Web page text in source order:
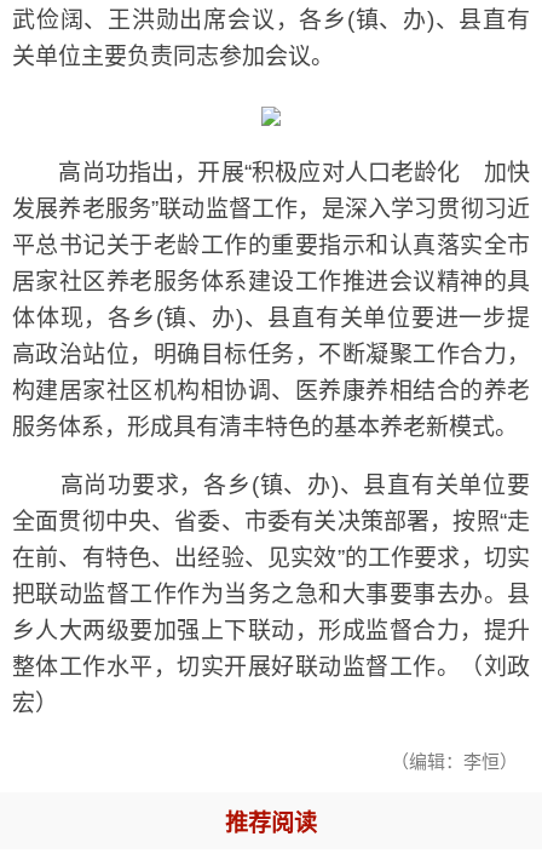
武俭阔、王洪勋出席会议，各乡(镇、办)、县直有
关单位主要负责同志参加会议。
高尚功指出，开展“积极应对人口老龄化 加快
发展养老服务”联动监督工作，是深入学习贯彻习近
平总书记关于老龄工作的重要指示和认真落实全市
居家社区养老服务体系建设工作推进会议精神的具
体体现，各乡(镇、办)、县直有关单位要进一步提
高政治站位，明确目标任务，不断凝聚工作合力，
构建居家社区机构相协调、医养康养相结合的养老
服务体系，形成具有清丰特色的基本养老新模式。
高尚功要求，各乡(镇、办)、县直有关单位要
全面贯彻中央、省委、市委有关决策部署，按照“走
在前、有特色、出经验、见实效”的工作要求，切实
把联动监督工作作为当务之急和大事要事去办。县
乡人大两级要加强上下联动，形成监督合力，提升
整体工作水平，切实开展好联动监督工作。（刘政
宏）
（编辑：李恒）
推荐阅读